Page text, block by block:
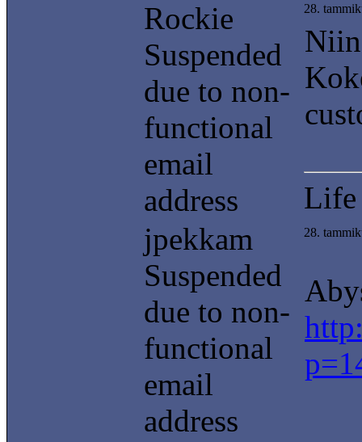
Rockie
Suspended
due to non-
functional
email
address
28.
Life
jpekkam
Suspended
due to non-
functional
email
address
28.